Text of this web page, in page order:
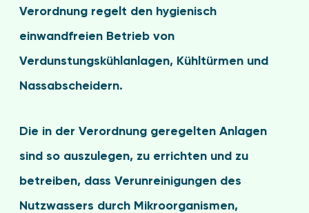
Verordnung regelt den hygienisch
einwandfreien Betrieb von
Verdunstungskühlanlagen, Kühltürmen und
Nassabscheidern.
Die in der Verordnung geregelten Anlagen
sind so auszulegen, zu errichten und zu
betreiben, dass Verunreinigungen des
Nutzwassers durch Mikroorganismen,